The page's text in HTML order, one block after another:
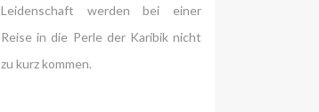
Leidenschaft werden bei einer
Reise in die Perle der Karibik nicht
zu kurz kommen.